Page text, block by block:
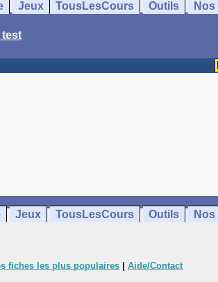
Jeux TousLesCours Outils
test
Jeux TousLesCours Outils
fiches les plus populaires Aide/Contact